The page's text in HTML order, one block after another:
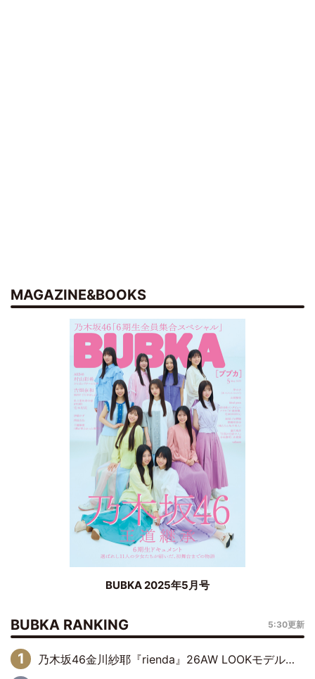
MAGAZINE&BOOKS
BUBKA 2025年5月号
BUBKA RANKING 5:30更新
乃木坂46金川紗耶『rienda』26AW LOOKモデルに就任